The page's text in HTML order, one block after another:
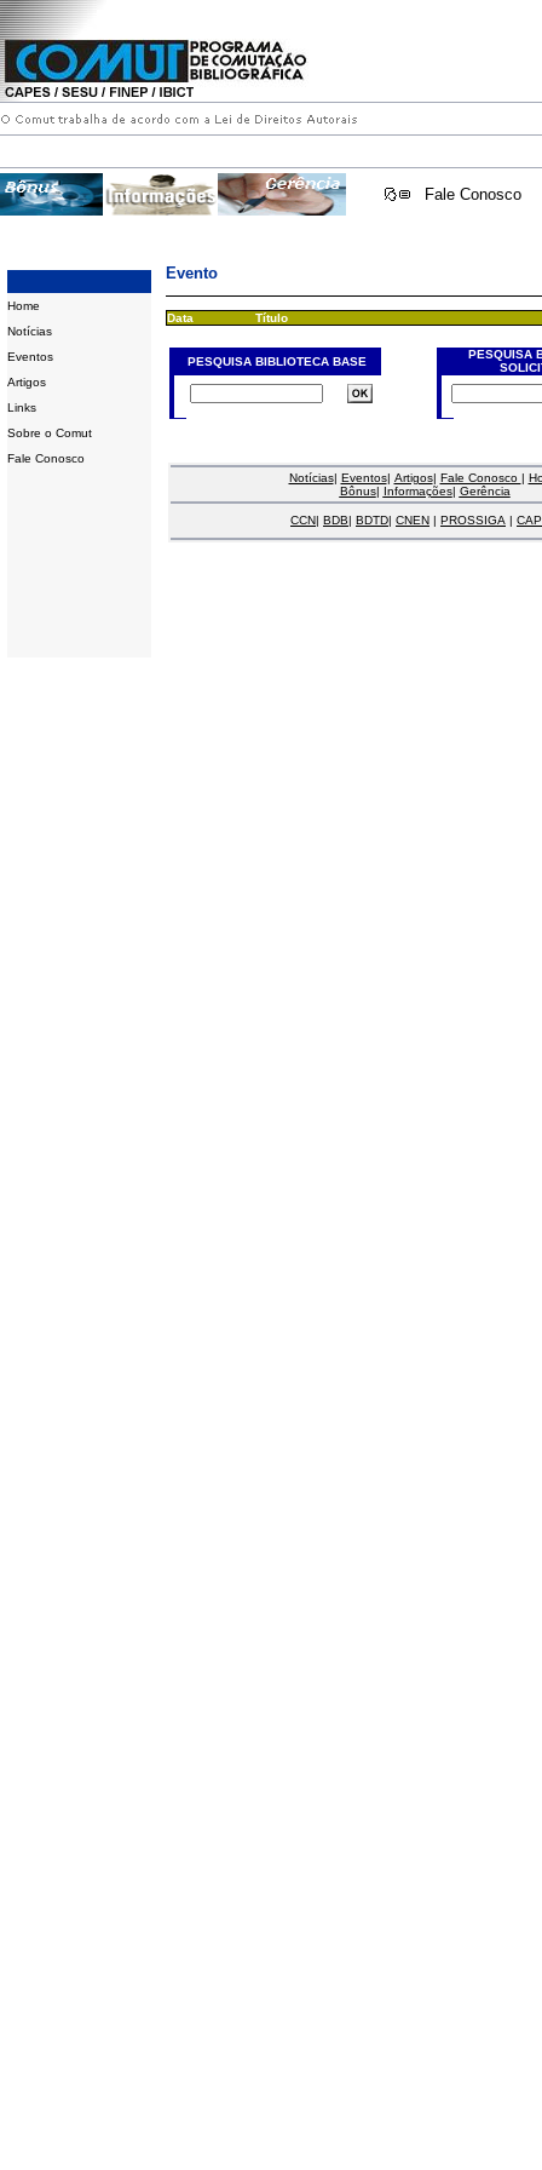
Fale Conosco
Home
Notícias
Eventos
Artigos
Links
Sobre o Comut
Fale Conosco
Evento
Data Título
PESQUISA BIBLIOTECA BASE
PESQUISA
Notícias| Eventos| Artigos| Fale Conosco |
Bônus| Informações| Gerência
CCN| BDB| BDTD| CNEN | PROSSIGA |